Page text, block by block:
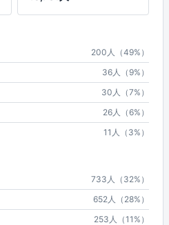
200人（49%）
36人（9%）
30人（7%）
26人（6%）
11人（3%）
733人（32%）
652人（28%）
253人（11%）